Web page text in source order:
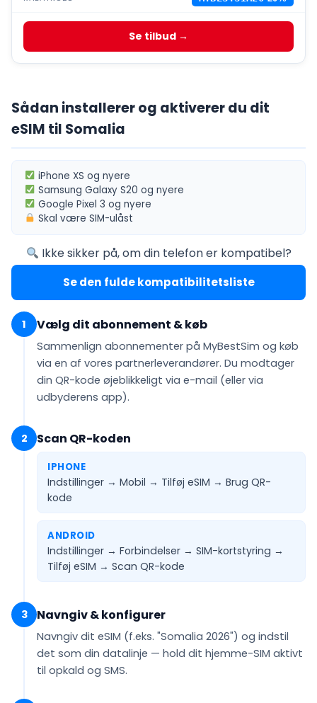
Se tilbud →
Sådan installerer og aktiverer du dit
eSIM til Somalia
iPhone XS og nyere
Samsung Galaxy S20 og nyere
Google Pixel 3 og nyere
Skal væreSIM-ulåst
Ikke sikker på, om din telefon er kompatibel?
Se den fulde kompatibilitetsliste
1 Vælg dit abonnement & køb
Sammenlign abonnementer på MyBestSim og køb
via en af vores partnerleverandører. Du modtager
din QR-kode øjeblikkeligt via e-mail (eller via
udbyderens app).
2 Scan QR-koden
IPHONE
Indstillinger → Mobil → Tilføj eSIM → Brug QR-
kode
ANDROID
Indstillinger → Forbindelser → SIM-kortstyring →
Tilføj eSIM → Scan QR-kode
3 Navngiv & konfigurer
Navngiv dit eSIM (f.eks. "Somalia 2026") og indstil
det som din datalinje — hold dit hjemme-SIM aktivt
til opkald og SMS.